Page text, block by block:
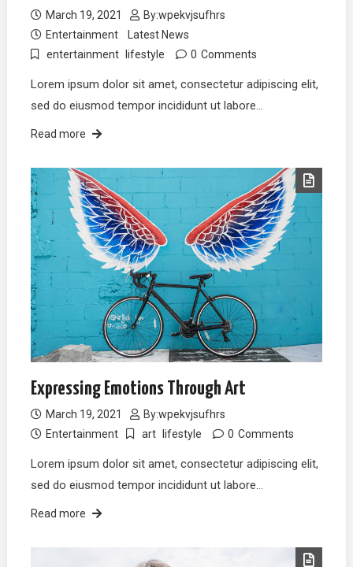
March 19, 2021 By:wpekvjsufhrs
Entertainment
Latest News
entertainment
lifestyle 0 Comments
Lorem ipsum dolor sit amet, consectetur adipiscing elit,
sed do eiusmod tempor incididunt ut labore…
Read more
Expressing Emotions Through Art
March 19, 2021 By:wpekvjsufhrs
Entertainment
art lifestyle 0 Comments
Lorem ipsum dolor sit amet, consectetur adipiscing elit,
sed do eiusmod tempor incididunt ut labore…
Read more